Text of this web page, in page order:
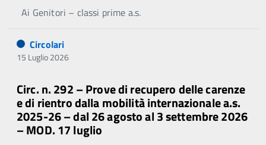
Ai Genitori – classi prime a.s.
Circolari
15 Luglio 2026
Circ. n. 292 – Prove di recupero delle carenze
e di rientro dalla mobilità internazionale a.s.
2025-26 – dal 26 agosto al 3 settembre 2026
– MOD. 17 luglio